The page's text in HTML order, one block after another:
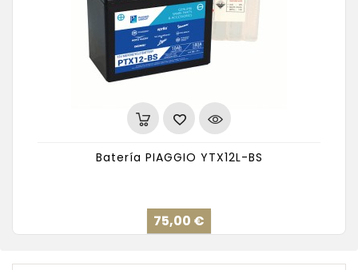
Batería PIAGGIO YTX12L-BS
75,00 €